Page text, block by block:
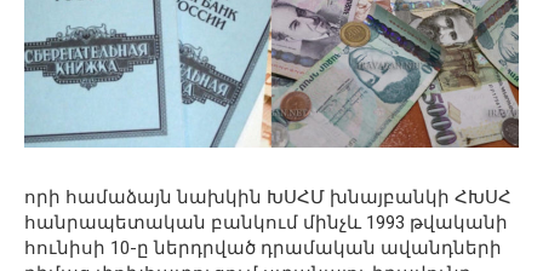
որի համաձայն նախկին ԽՍՀՄ խնայբանկի ՀԽՍՀ
հանրապետական բանկում մինչև 1993 թվականի
հունիսի 10-ը ներդրված դրամական ավանդների